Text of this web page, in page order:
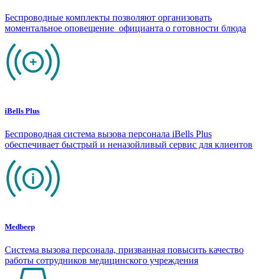
Беспроводные комплекты позволяют организовать
моментальное оповещение официанта о готовности блюда
iBells Plus
Беспроводная система вызова персонала iBells Plus
обеспечивает быстрый и неназойливый сервис для клиентов
Medbeep
Система вызова персонала, призванная повысить качество
работы сотрудников медицинского учреждения